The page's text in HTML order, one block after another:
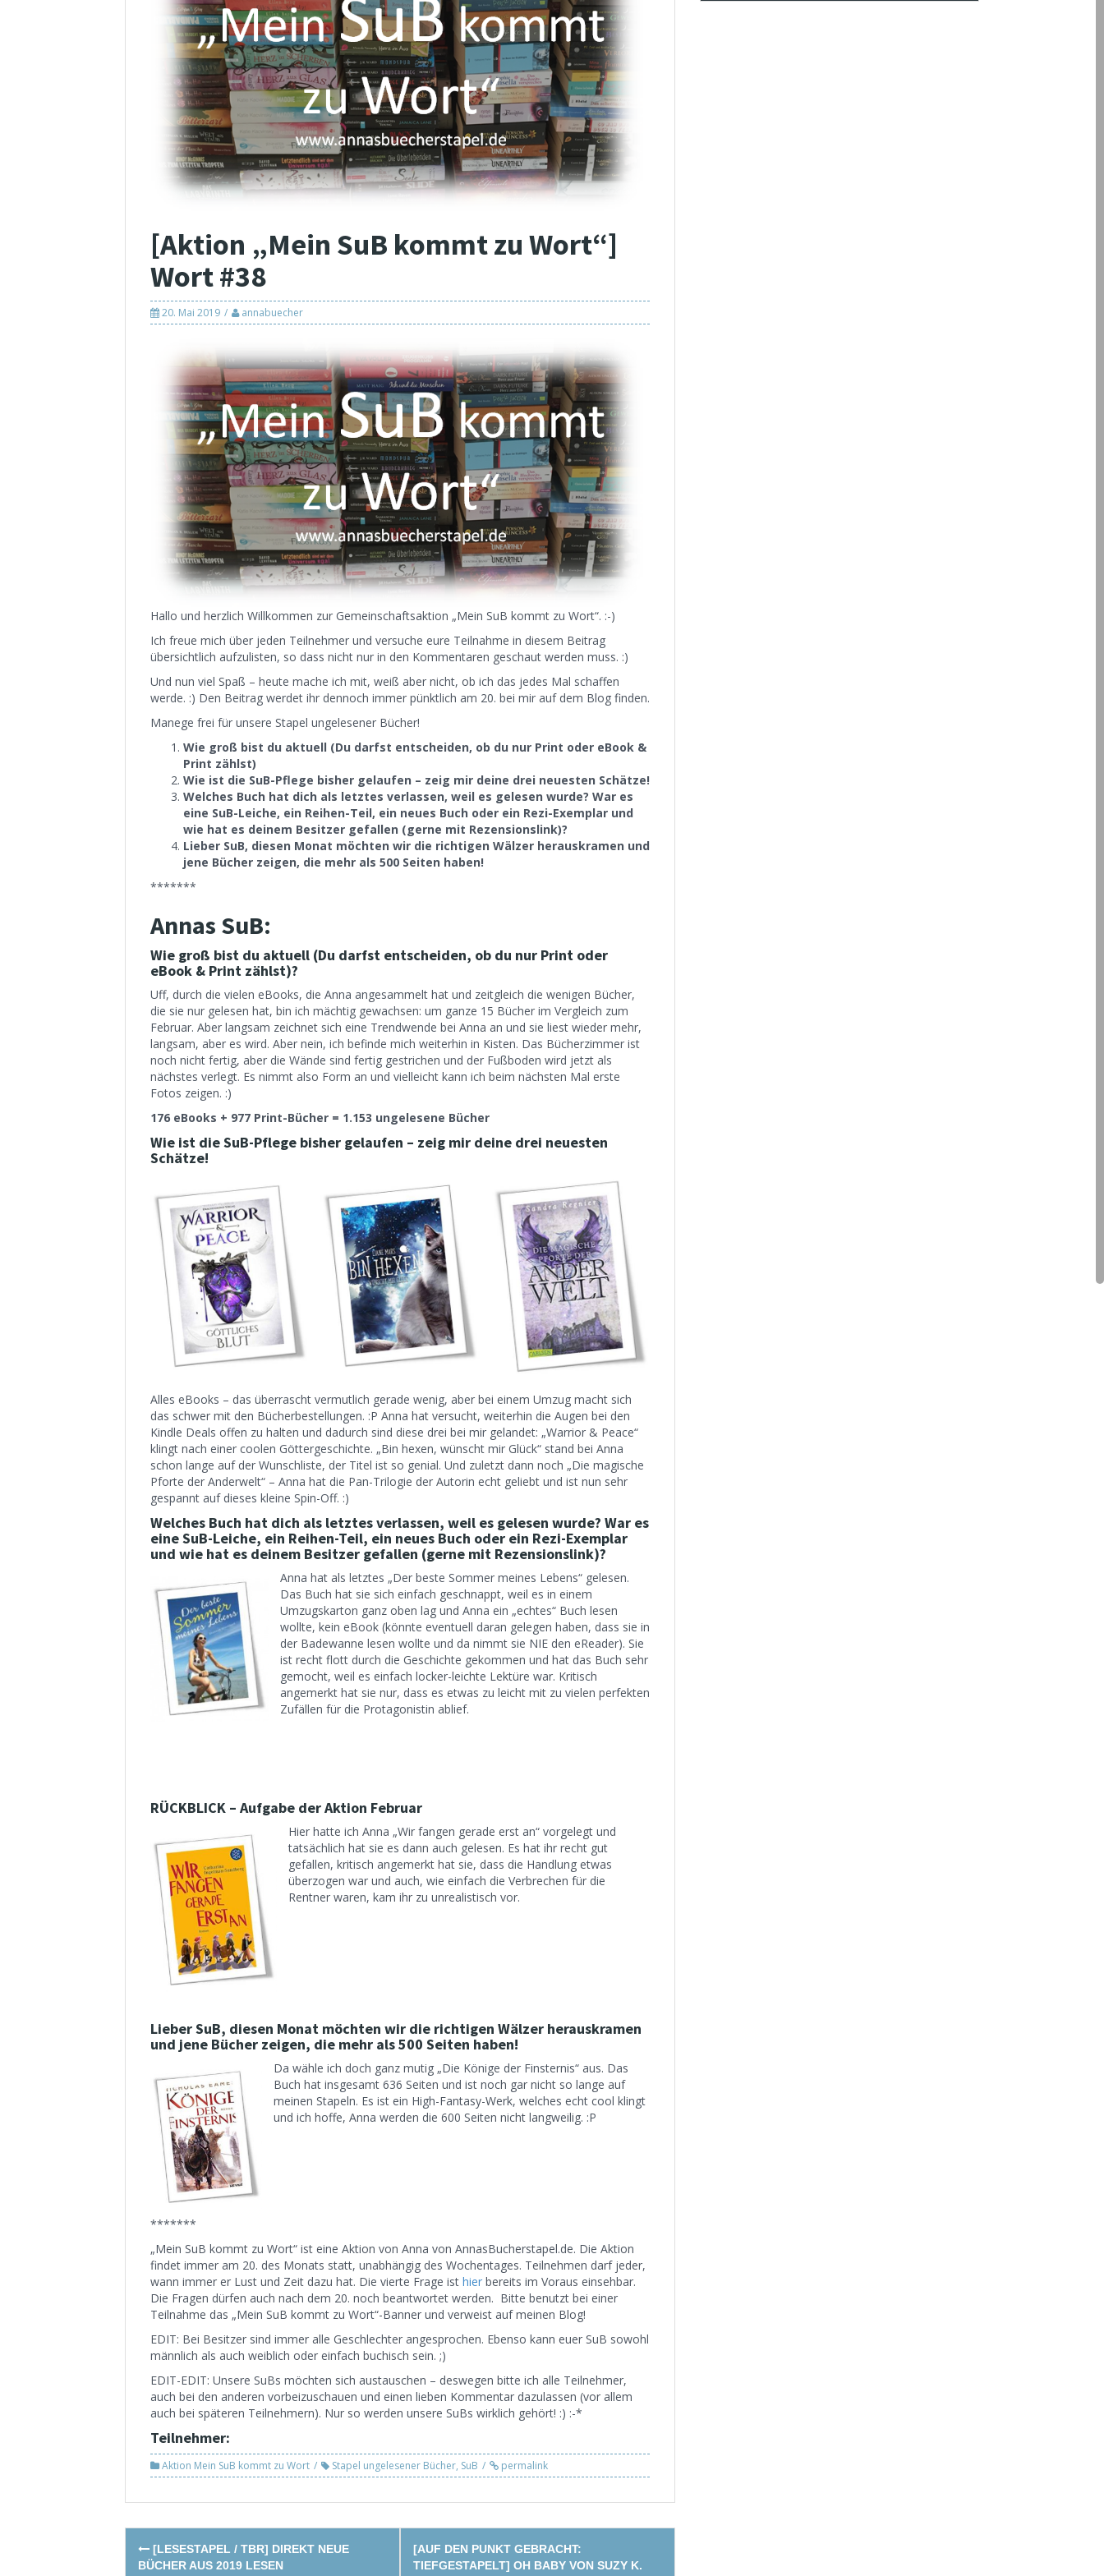
[Aktion „Mein SuB kommt zu Wort“]
Wort #38
20. Mai 2019 annabuecher
Hallo und herzlich Willkommen zur Gemeinschaftsaktion „Mein SuB kommt zu Wort“. :-)
Ich freue mich über jeden Teilnehmer und versuche eure Teilnahme in diesem Beitrag
übersichtlich aufzulisten, so dass nicht nur in den Kommentaren geschaut werden muss. :)
Und nun viel Spaß – heute mache ich mit, weiß aber nicht, ob ich das jedes Mal schaffen
werde. :) Den Beitrag werdet ihr dennoch immer pünktlich am 20. bei mir auf dem Blog finden.
Manege frei für unsere Stapel ungelesener Bücher!
Wie groß bist du aktuell (Du darfst entscheiden, ob du nur Print oder eBook &
Print zählst)
Wie ist die SuB-Pflege bisher gelaufen – zeig mir deine drei neuesten Schätze!
Welches Buch hat dich als letztes verlassen, weil es gelesen wurde? War es
eine SuB-Leiche, ein Reihen-Teil, ein neues Buch oder ein Rezi-Exemplar und
wie hat es deinem Besitzer gefallen (gerne mit Rezensionslink)?
Lieber SuB, diesen Monat möchten wir die richtigen Wälzer herauskramen und
jene Bücher zeigen, die mehr als 500 Seiten haben!
*******
Annas SuB:
Wie groß bist du aktuell (Du darfst entscheiden, ob du nur Print oder
eBook & Print zählst)?
Uff, durch die vielen eBooks, die Anna angesammelt hat und zeitgleich die wenigen Bücher,
die sie nur gelesen hat, bin ich mächtig gewachsen: um ganze 15 Bücher im Vergleich zum
Februar. Aber langsam zeichnet sich eine Trendwende bei Anna an und sie liest wieder mehr,
langsam, aber es wird. Aber nein, ich befinde mich weiterhin in Kisten. Das Bücherzimmer ist
noch nicht fertig, aber die Wände sind fertig gestrichen und der Fußboden wird jetzt als
nächstes verlegt. Es nimmt also Form an und vielleicht kann ich beim nächsten Mal erste
Fotos zeigen. :)
176 eBooks + 977 Print-Bücher = 1.153 ungelesene Bücher
Wie ist die SuB-Pflege bisher gelaufen – zeig mir deine drei neuesten
Schätze!
Alles eBooks – das überrascht vermutlich gerade wenig, aber bei einem Umzug macht sich
das schwer mit den Bücherbestellungen. :P Anna hat versucht, weiterhin die Augen bei den
Kindle Deals offen zu halten und dadurch sind diese drei bei mir gelandet: „Warrior & Peace“
klingt nach einer coolen Göttergeschichte. „Bin hexen, wünscht mir Glück“ stand bei Anna
schon lange auf der Wunschliste, der Titel ist so genial. Und zuletzt dann noch „Die magische
Pforte der Anderwelt“ – Anna hat die Pan-Trilogie der Autorin echt geliebt und ist nun sehr
gespannt auf dieses kleine Spin-Off. :)
Welches Buch hat dich als letztes verlassen, weil es gelesen wurde? War es
eine SuB-Leiche, ein Reihen-Teil, ein neues Buch oder ein Rezi-Exemplar
und wie hat es deinem Besitzer gefallen (gerne mit Rezensionslink)?
Anna hat als letztes „Der beste Sommer meines Lebens“ gelesen.
Das Buch hat sie sich einfach geschnappt, weil es in einem
Umzugskarton ganz oben lag und Anna ein „echtes“ Buch lesen
wollte, kein eBook (könnte eventuell daran gelegen haben, dass sie in
der Badewanne lesen wollte und da nimmt sie NIE den eReader). Sie
ist recht flott durch die Geschichte gekommen und hat das Buch sehr
gemocht, weil es einfach locker-leichte Lektüre war. Kritisch
angemerkt hat sie nur, dass es etwas zu leicht mit zu vielen perfekten
Zufällen für die Protagonistin ablief.
RÜCKBLICK – Aufgabe der Aktion Februar
Hier hatte ich Anna „Wir fangen gerade erst an“ vorgelegt und
tatsächlich hat sie es dann auch gelesen. Es hat ihr recht gut
gefallen, kritisch angemerkt hat sie, dass die Handlung etwas
überzogen war und auch, wie einfach die Verbrechen für die
Rentner waren, kam ihr zu unrealistisch vor.
Lieber SuB, diesen Monat möchten wir die richtigen Wälzer herauskramen
und jene Bücher zeigen, die mehr als 500 Seiten haben!
Da wähle ich doch ganz mutig „Die Könige der Finsternis“ aus. Das
Buch hat insgesamt 636 Seiten und ist noch gar nicht so lange auf
meinen Stapeln. Es ist ein High-Fantasy-Werk, welches echt cool klingt
und ich hoffe, Anna werden die 600 Seiten nicht langweilig. :P
*******
„Mein SuB kommt zu Wort“ ist eine Aktion von Anna von AnnasBucherstapel.de. Die Aktion
findet immer am 20. des Monats statt, unabhängig des Wochentages. Teilnehmen darf jeder,
wann immer er Lust und Zeit dazu hat. Die vierte Frage ist hier bereits im Voraus einsehbar.
Die Fragen dürfen auch nach dem 20. noch beantwortet werden. Bitte benutzt bei einer
Teilnahme das „Mein SuB kommt zu Wort“-Banner und verweist auf meinen Blog!
EDIT: Bei Besitzer sind immer alle Geschlechter angesprochen. Ebenso kann euer SuB sowohl
männlich als auch weiblich oder einfach buchisch sein. ;)
EDIT-EDIT: Unsere SuBs möchten sich austauschen – deswegen bitte ich alle Teilnehmer,
auch bei den anderen vorbeizuschauen und einen lieben Kommentar dazulassen (vor allem
auch bei späteren Teilnehmern). Nur so werden unsere SuBs wirklich gehört! :) :-*
Teilnehmer:
Aktion Mein SuB kommt zu Wort Stapel ungelesener Bücher, SuB permalink
Post
[LESESTAPEL / TBR] DIREKT NEUE
BÜCHER AUS 2019 LESEN
[AUF DEN PUNKT GEBRACHT:
TIEFGESTAPELT] OH BABY VON SUZY K.